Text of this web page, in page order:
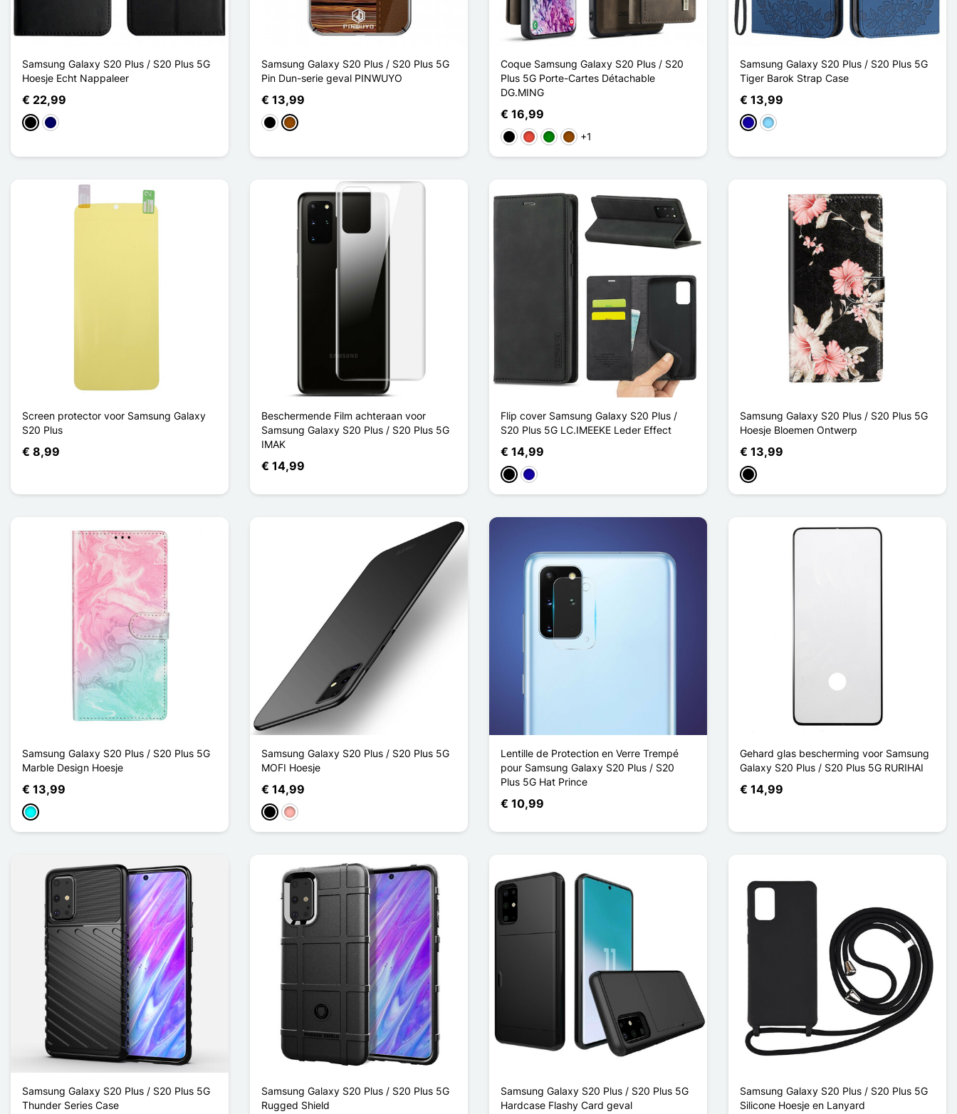
Samsung Galaxy S20 Plus / S20 Plus 5G
Hoesje Echt Nappaleer
€ 22,99
ZwartMarine Blauw
Samsung Galaxy S20 Plus / S20 Plus 5G
Pin Dun-serie geval PINWUYO
€ 13,99
ZwartBruin
Coque Samsung Galaxy S20 Plus / S20
Plus 5G Porte-Cartes Détachable
DG.MING
€ 16,99
ZwartRoodGroenBruin+1
Samsung Galaxy S20 Plus / S20 Plus 5G
Tiger Barok Strap Case
€ 13,99
Donkerblauw
Licht Blauw
Screen protector voor Samsung Galaxy
S20 Plus
€ 8,99
Beschermende Film achteraan voor
Samsung Galaxy S20 Plus / S20 Plus 5G
IMAK
€ 14,99
Flip cover Samsung Galaxy S20 Plus /
S20 Plus 5G LC.IMEEKE Leder Effect
€ 14,99
ZwartDonkerblauw
Samsung Galaxy S20 Plus / S20 Plus 5G
Hoesje Bloemen Ontwerp
€ 13,99
Zwart
Samsung Galaxy S20 Plus / S20 Plus 5G
Marble Design Hoesje
€ 13,99
Cyaan
Samsung Galaxy S20 Plus / S20 Plus 5G
MOFI Hoesje
€ 14,99
ZwartRose Goud
Lentille de Protection en Verre Trempé
pour Samsung Galaxy S20 Plus / S20
Plus 5G Hat Prince
€ 10,99
Gehard glas bescherming voor Samsung
Galaxy S20 Plus / S20 Plus 5G RURIHAI
€ 14,99
Samsung Galaxy S20 Plus / S20 Plus 5G
Thunder Series Case
Samsung Galaxy S20 Plus / S20 Plus 5G
Rugged Shield
Samsung Galaxy S20 Plus / S20 Plus 5G
Hardcase Flashy Card geval
Samsung Galaxy S20 Plus / S20 Plus 5G
Silicone Hoesje en Lanyard